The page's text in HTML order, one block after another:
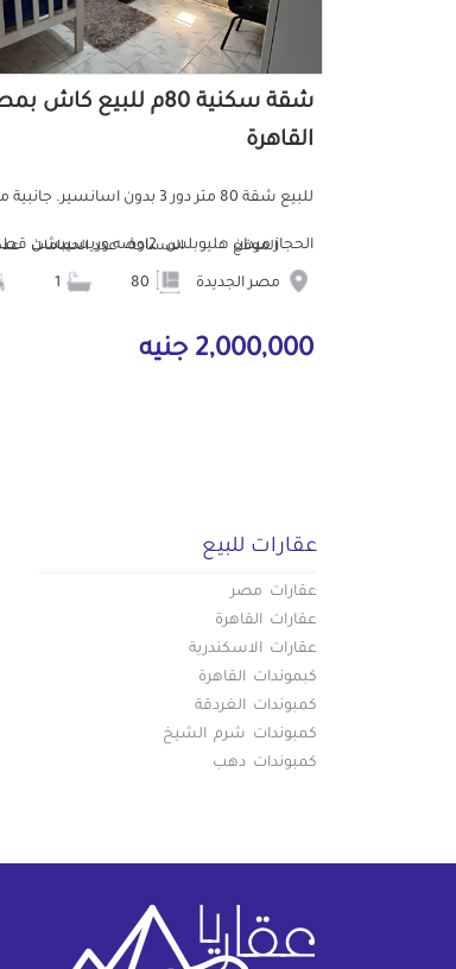
شقة سكنية 80م للبيع
القاهرة
للبيع شقة 80 متر دور 3 بدون
الحجاز ميدان هليوبلس. 2اوضه وريسيبشن قطعتين...
الموقع
مصر الجديدة
المساحة عدد الحمامات
2,000,000 جنيه
عقارات للبيع
عقارات مصر
عقارات القاهرة
عقارات الاسكندرية
كبموندات القاهرة
كمبوندات الغردقة
كمبوندات شرم الشيخ
كمبوندات دهب